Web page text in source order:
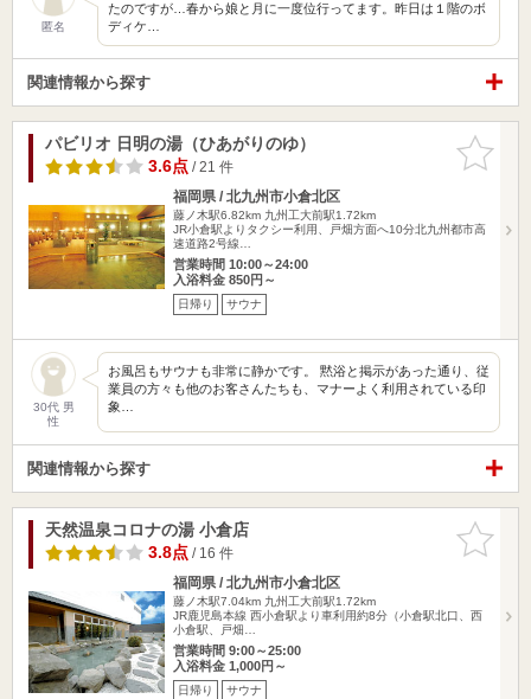
匿名
たのですが…春から娘と月に一度位行ってます。昨日は１階のボ
ディケ…
関連情報から探す
お気に入
りに追加
パビリオ 日明の湯（ひあがりのゆ）
3.6点/ 21 件
福岡県 / 北九州市小倉北区
藤ノ木駅6.82km 九州工大前駅1.72km
JR小倉駅よりタクシー利用、戸畑方面へ10分北九州都市高
速道路2号線…
営業時間 10:00～24:00
入浴料金 850円～
日帰り サウナ
30代 男
性
お風呂もサウナも非常に静かです。 黙浴と掲示があった通り、従
業員の方々も他のお客さんたちも、マナーよく利用されている印
象…
関連情報から探す
お気に入
りに追加
天然温泉コロナの湯 小倉店
3.8点/ 16 件
福岡県 / 北九州市小倉北区
藤ノ木駅7.04km 九州工大前駅1.72km
JR鹿児島本線 西小倉駅より車利用約8分（小倉駅北口、西
小倉駅、戸畑…
営業時間 9:00～25:00
入浴料金 1,000円～
日帰り サウナ